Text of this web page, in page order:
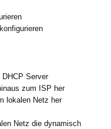
Server
zum ISP her
lokalen Netz her
Netz die dynamisch